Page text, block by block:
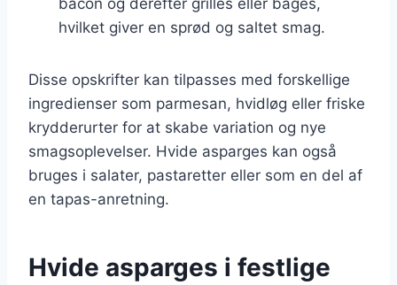
hvilket giver en sprød og saltet smag.
Disse opskrifter kan tilpasses med forskellige
ingredienser som parmesan, hvidløg eller friske
krydderurter for at skabe variation og nye
smagsoplevelser. Hvide asparges kan også
bruges i salater, pastaretter eller som en del af
en tapas-anretning.
Hvide asparges i festlige